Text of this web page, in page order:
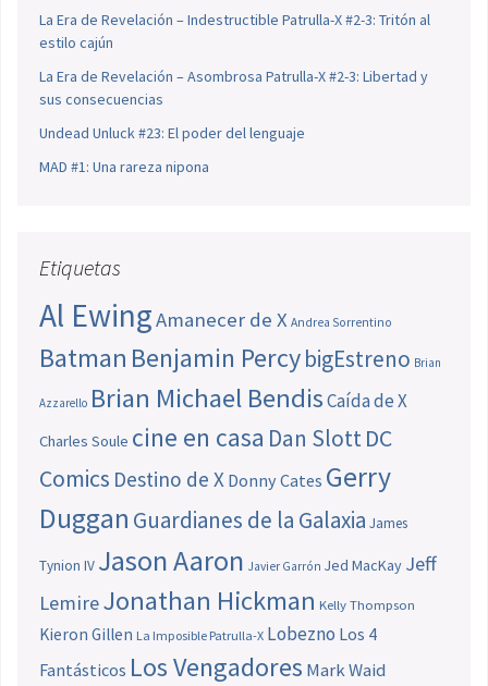
La Era de Revelación – Indestructible Patrulla-X #2-3: Tritón al
estilo cajún
La Era de Revelación – Asombrosa Patrulla-X #2-3: Libertad y
sus consecuencias
Undead Unluck #23: El poder del lenguaje
MAD #1: Una rareza nipona
Etiquetas
Al EwingAmanecer de X Andrea Sorrentino
Batman Benjamin PercybigEstreno Brian
Azzarello Brian Michael BendisCaída de X
Charles Soule cine en casa Dan SlottDC
Comics Destino de X Donny Cates Gerry
Duggan Guardianes de la Galaxia James
Tynion IV Jason Aaron Javier Garrón Jed MacKay Jeff
LemireJonathan Hickman Kelly Thompson
Kieron Gillen La Imposible Patrulla-X Lobezno Los 4
Fantásticos Los Vengadores Mark Waid